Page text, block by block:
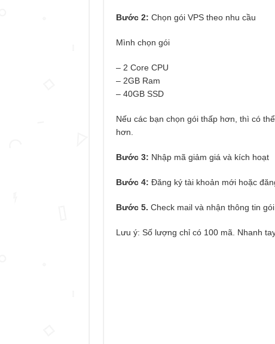
Bước 2: Chọn gói VPS theo nhu cầu
Mình chọn gói
– 2 Core CPU
– 2GB Ram
– 40GB SSD
Nếu các bạn chọn gói thấp hơn, thì có
hơn.
Bước 3: Nhập mã giảm giá và kích hoạt
Bước 4: Đăng ký tài khoản mới hoặc
Bước 5. Check mail và nhận thông tin
Lưu ý: Số lượng chỉ có 100 mã. Nhanh